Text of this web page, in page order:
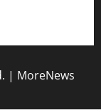
| MoreNews